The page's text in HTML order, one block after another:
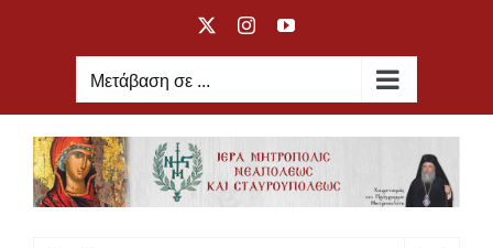
X InstagramYouTube
Μετάβαση σε ...